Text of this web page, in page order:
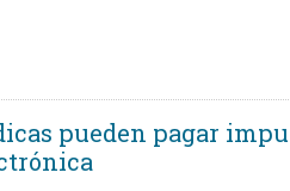
pueden pagar